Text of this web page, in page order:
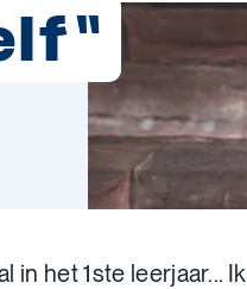
in het 1ste leerjaar...